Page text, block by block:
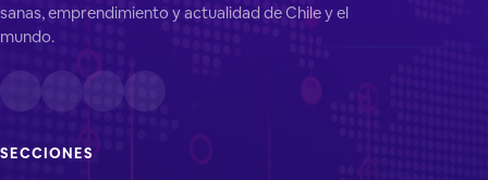
sanas, emprendimiento y actualidad de Chile y el
mundo.
SECCIONES